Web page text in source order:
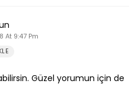
At 9:47 Pm
Güzel yorumun için de